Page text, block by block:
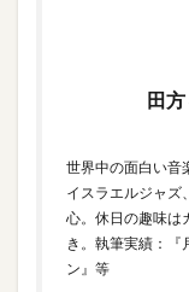
田
世界中の面白い音
イスラエルジャズ
心。休日の趣味は
き。執筆実績：『
ン』等